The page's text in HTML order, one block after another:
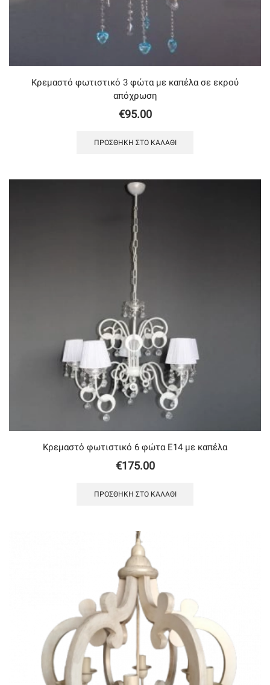
Κρεμαστό φωτιστικό 3 φώτα με καπέλα σε εκρού
απόχρωση
€95.00
ΠΡΟΣΘΉΚΗ ΣΤΟ ΚΑΛΆΘΙ
Κρεμαστό φωτιστικό 6 φώτα Ε14 με καπέλα
€175.00
ΠΡΟΣΘΉΚΗ ΣΤΟ ΚΑΛΆΘΙ